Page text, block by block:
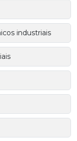
industriais